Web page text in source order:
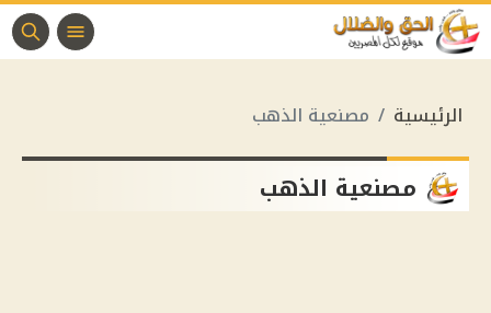
الرئيسية مصنعية الذهب
مصنعية الذهب